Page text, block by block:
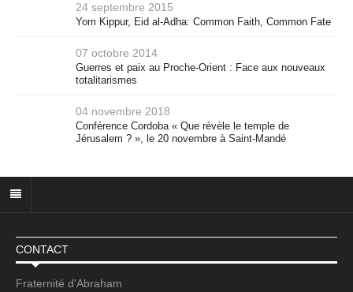
24 septembre 2015
Yom Kippur, Eid al-Adha: Common Faith, Common Fate
07 octobre 2014
Guerres et paix au Proche-Orient : Face aux nouveaux
totalitarismes
04 novembre 2018
Conférence Cordoba « Que révèle le temple de
Jérusalem ? », le 20 novembre à Saint-Mandé
CONTACT
Fraternité d'Abraham